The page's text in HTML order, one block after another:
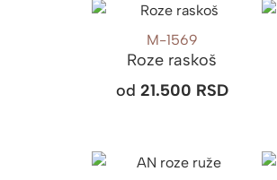
M-1569
Roze raskoš
od 21.500 RSD